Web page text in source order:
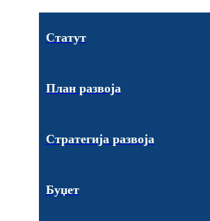
Статут
План развоја
Стратегија развоја
Буџет